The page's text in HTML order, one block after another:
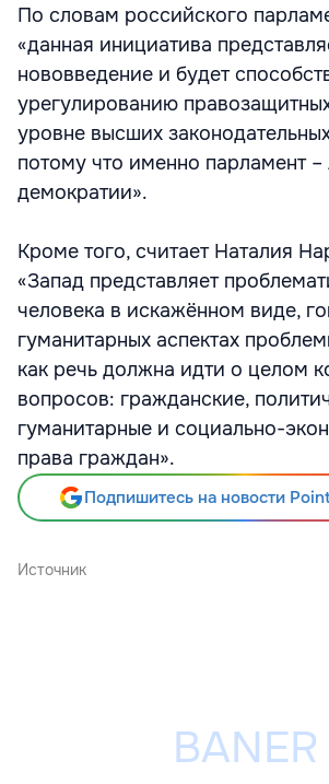
По словам российского
«данная инициатива
нововведение и будет
урегулированию
уровне высших
потому что именно парламент –
демократии».
Кроме того, считает Наталия
«Запад представляет
человека в искажённом виде,
гуманитарных аспектах
как речь должна идти о целом
вопросов: гражданские,
гуманитарные и социально-
права граждан».
Подпишитесь на новости
Источник